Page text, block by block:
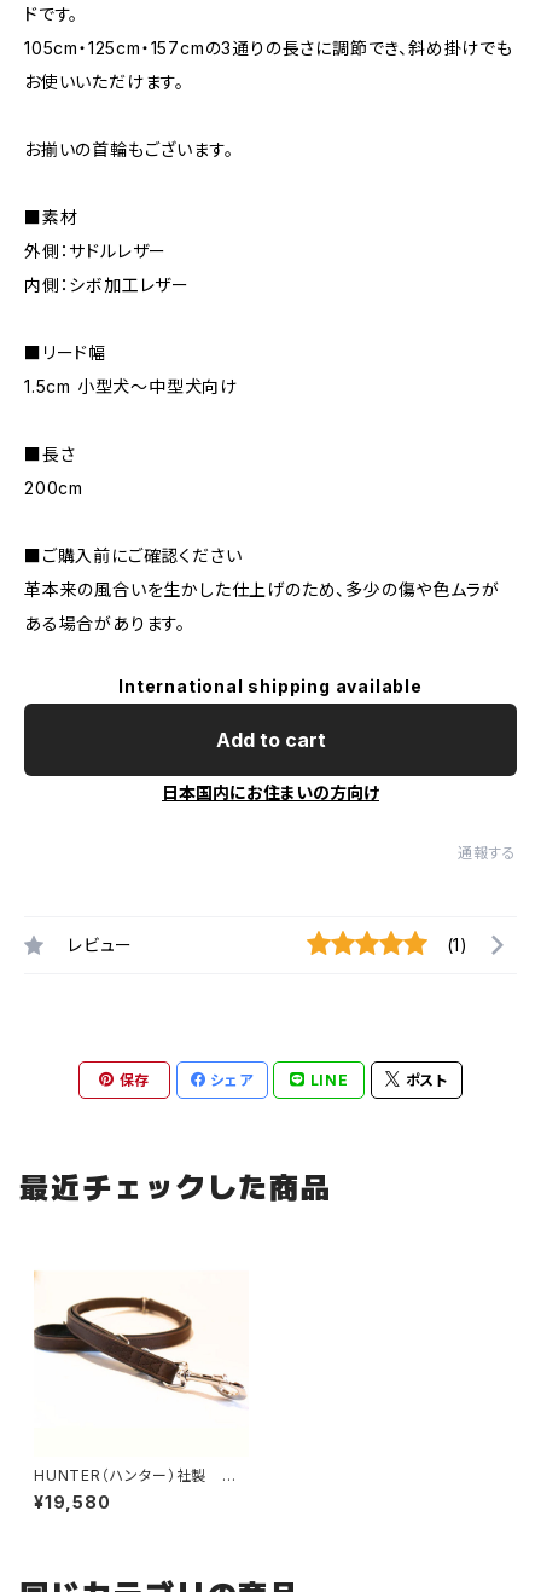
ドです。
105cm・125cm・157cmの3通りの長さに調節でき、斜め掛けでも
お使いいただけます。
お揃いの首輪もございます。
■素材
外側：サドルレザー
内側：シボ加工レザー
■リード幅
1.5cm 小型犬〜中型犬向け
■長さ
200cm
■ご購入前にご確認ください
革本来の風合いを生かした仕上げのため、多少の傷や色ムラが
ある場合があります。
International shipping available
Add to cart
日本国内にお住まいの方向け
通報する
レビュー (1)
保存 シェア LINE ポスト
最近チェックした商品
HUNTER（ハンター）社製 犬
用サドルレザー3wayリード【20
0cm・リード幅1.5cm】
¥19,580